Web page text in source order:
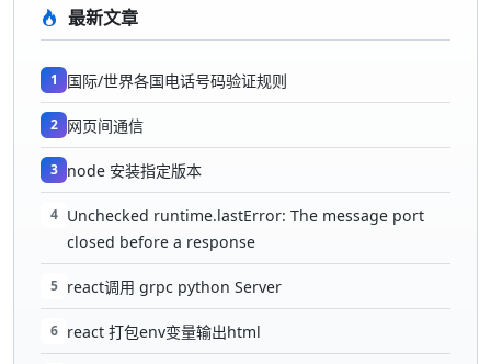
最新文章
1 国际/世界各国电话号码验证规则
2 网页间通信
3 node 安装指定版本
4 Unchecked runtime.lastError: The message port
closed before a response
5 react调用 grpc python Server
6 react 打包env变量输出html